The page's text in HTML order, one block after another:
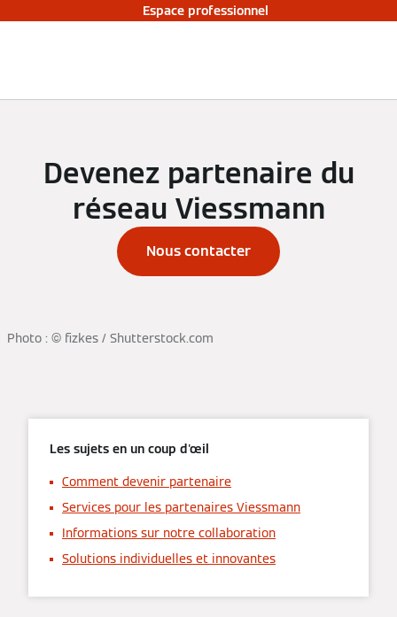
Espace professionnel
Devenez partenaire du
réseau Viessmann
Nous contacter
Photo : © fizkes / Shutterstock.com
Les sujets en un coup d'œil
Comment devenir partenaire
Services pour les partenaires Viessmann
Informations sur notre collaboration
Solutions individuelles et innovantes